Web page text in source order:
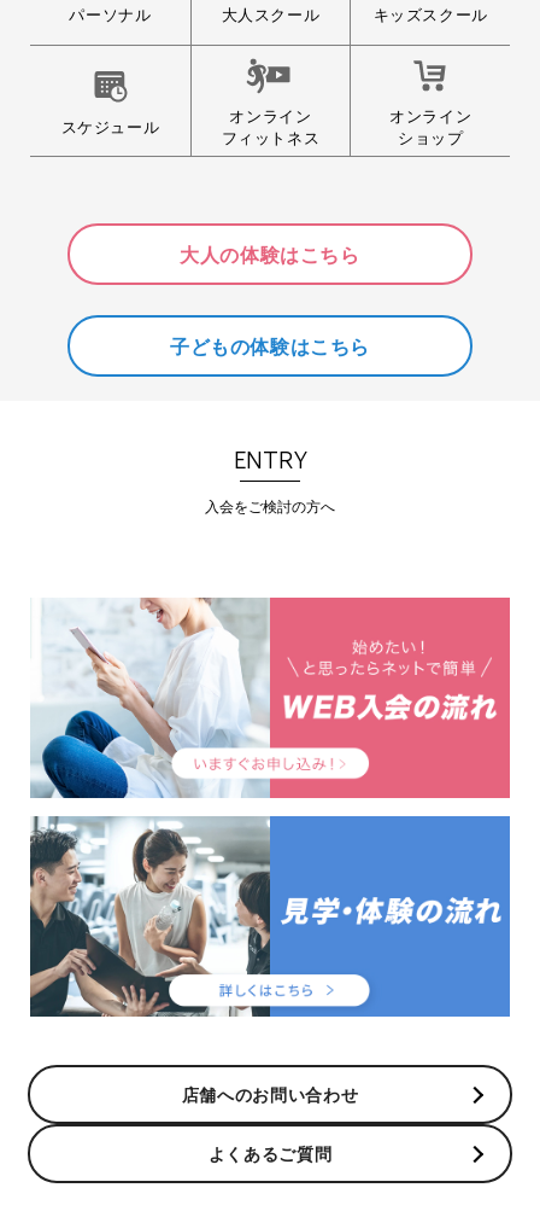
パーソナル 大人スクール キッズスクール
スケジュール
オンライン
フィットネス
オンライン
ショップ
大人の体験はこちら
子どもの体験はこちら
ENTRY
入会をご検討の方へ
店舗へのお問い合わせ
よくあるご質問